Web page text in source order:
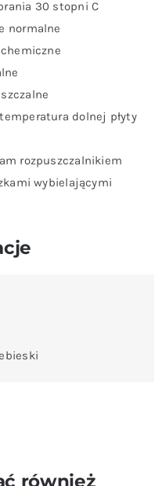
30 stopni C
normalne
dolnej płyty
rozpuszczalnikiem
wybielającymi
również